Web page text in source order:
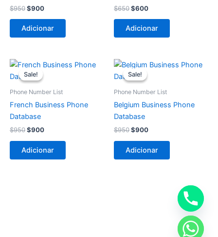
$950$900
Adicionar
$650$600
Adicionar
Sale!
Sale!
Phone Number List
French Business Phone
Database
$950
O
preço
original
$950.
$900
O
$900.
Adicionar
Sale!
Sale!
Phone Number List
Belgium Business Phone
Database
$950
O
preço
original
$950.
$900
O
$900.
Adicionar